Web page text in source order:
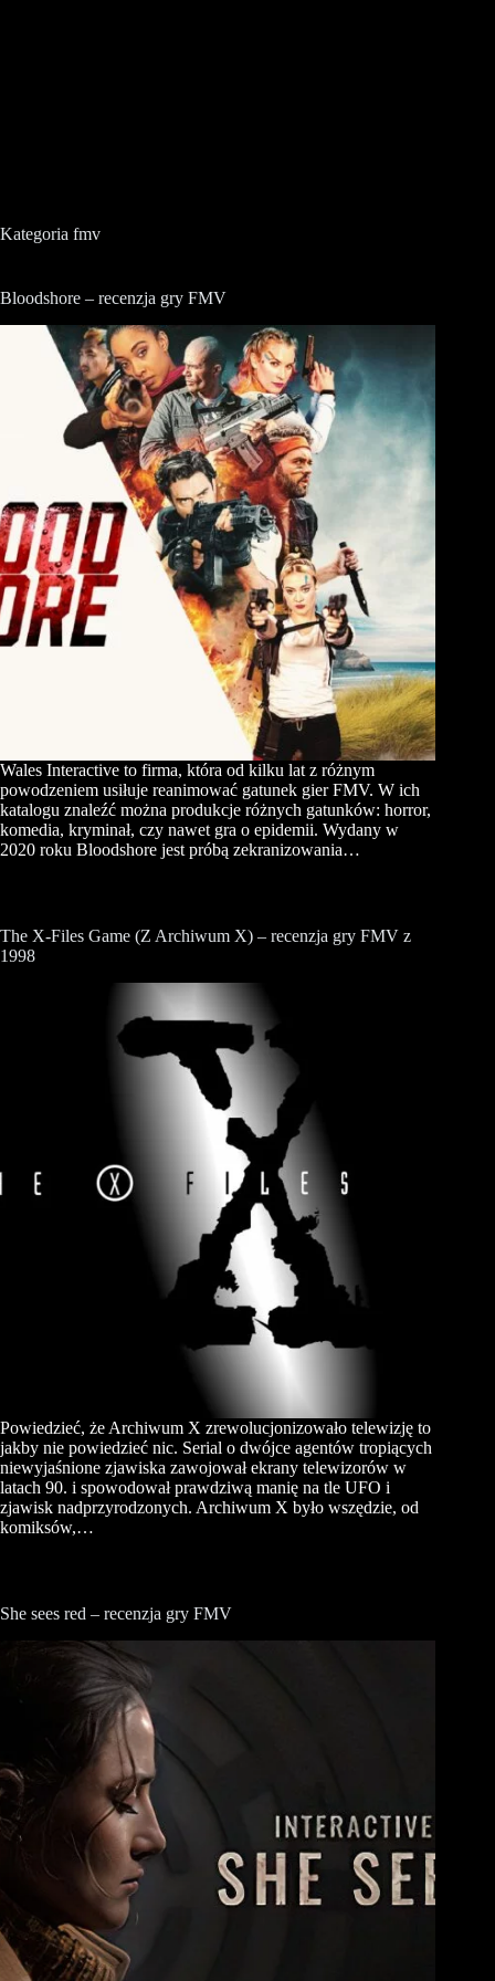
Kategoria fmv
Bloodshore – recenzja gry FMV
Wales Interactive to firma, która od kilku lat z różnym
powodzeniem usiłuje reanimować gatunek gier FMV. W ich
katalogu znaleźć można produkcje różnych gatunków: horror,
komedia, kryminał, czy nawet gra o epidemii. Wydany w
2020 roku Bloodshore jest próbą zekranizowania…
The X-Files Game (Z Archiwum X) – recenzja gry FMV z
1998
Powiedzieć, że Archiwum X zrewolucjonizowało telewizję to
jakby nie powiedzieć nic. Serial o dwójce agentów tropiących
niewyjaśnione zjawiska zawojował ekrany telewizorów w
latach 90. i spowodował prawdziwą manię na tle UFO i
zjawisk nadprzyrodzonych. Archiwum X było wszędzie, od
komiksów,…
She sees red – recenzja gry FMV